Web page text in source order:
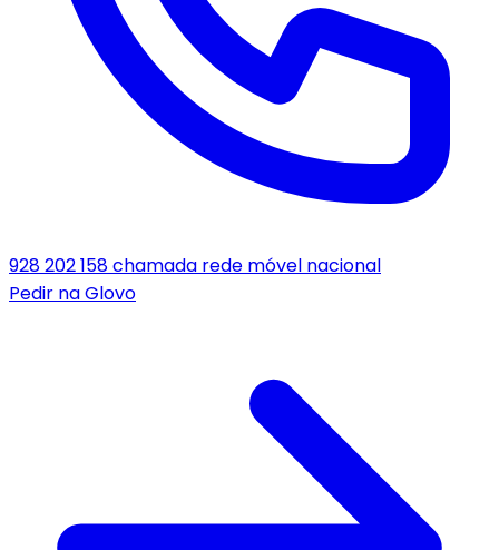
928 202 158chamada rede móvel nacional
Pedir naGlovo